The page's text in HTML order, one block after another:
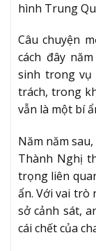
hình Trung
Câu chuyện
cách đây
sinh trong
trách, trong
vẫn là một bí
Năm năm
Thành Nghị
trọng liên
ẩn. Với vai trò
sở cảnh sát,
cái chết của